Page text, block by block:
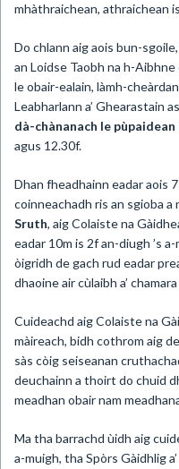
mhàthraichean, athraichean
Do chlann aig aois bun-
an Loidse Taobh na h-Aibhne
le obair-ealain, làmh-
Leabharlann a’ Ghearastain
dà-chànanach le pùpaidean
agus 12.30f.
Dhan fheadhainn eadar aois
coinneachadh ris an sgioba
Sruth, aig Colaiste na
eadar 10m is 2f an-diugh ’s
òigridh de gach rud eadar
dhaoine air cùlaibh a’
Cuideachd aig Colaiste na
màireach, bidh cothrom aig
sàs còig seiseanan
deuchainn a thoirt do chuid
meadhan obair nam
Ma tha barrachd ùidh aig
a-muigh, tha Spòrs Gàidhlig